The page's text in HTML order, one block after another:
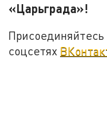
Присоединяйтесь
соцсетях